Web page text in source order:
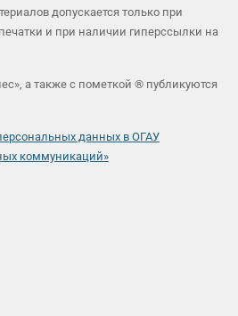
допускается только при
и при наличии гиперссылки на
а также с пометкой ® публикуются
данных в ОГАУ
коммуникаций»